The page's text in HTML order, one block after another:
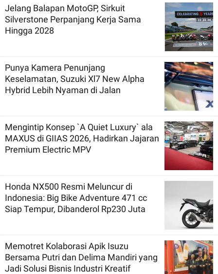
Jelang Balapan MotoGP, Sirkuit
Silverstone Perpanjang Kerja Sama
Hingga 2028
Punya Kamera Penunjang
Keselamatan, Suzuki Xl7 New Alpha
Hybrid Lebih Nyaman di Jalan
Mengintip Konsep `A Quiet Luxury` ala
MAXUS di GIIAS 2026, Hadirkan Jajaran
Premium Electric MPV
Honda NX500 Resmi Meluncur di
Indonesia: Big Bike Adventure 471 cc
Siap Tempur, Dibanderol Rp230 Juta
Memotret Kolaborasi Apik Isuzu
Bersama Putri dan Delima Mandiri yang
Jadi Solusi Bisnis Industri Kreatif